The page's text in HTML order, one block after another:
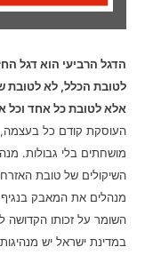
הדגל הרביעי הוא דגל
לטובת הכלל, לא לטובת
אלא לטובת כל אחד וכל
העוסקת קודם כל בעצמה,
מושחתים בלי גבולות.
השיקולים של טובת
מנהלים את המאבק
השומר על זכותו הקדושה
במדינת ישראל יש